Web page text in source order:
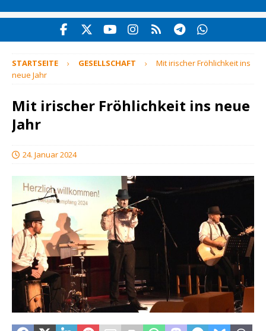
STARTSEITE GESELLSCHAFT
Mit irischer Fröhlichkeit ins
neue Jahr
Mit irischer Fröhlichkeit ins neue
Jahr
24. Januar 2024